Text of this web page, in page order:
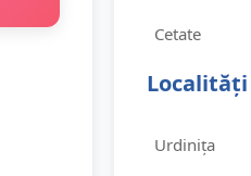
Cetate
Urdinița